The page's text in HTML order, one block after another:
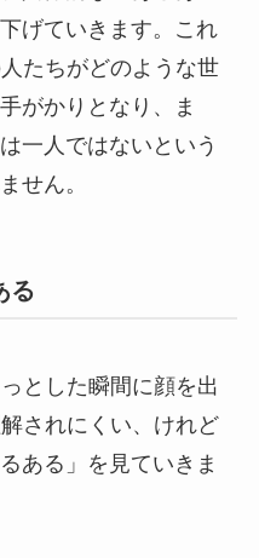
げていきます。これ
たちがどのような世
がかりとなり、ま
一人ではないという
せん。
る
とした瞬間に顔を出
されにくい、けれど
ある」を見ていきま